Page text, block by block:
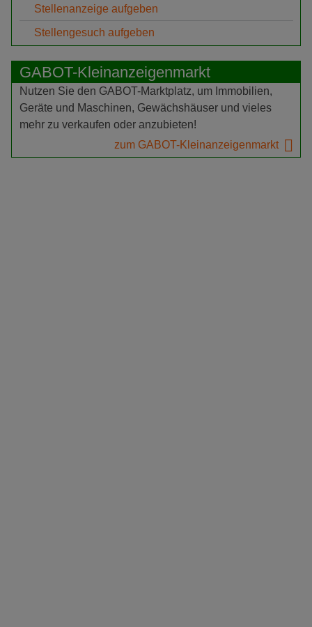
Stellenanzeige aufgeben
Stellengesuch aufgeben
GABOT-Kleinanzeigenmarkt
Nutzen Sie den GABOT-Marktplatz, um Immobilien,
Geräte und Maschinen, Gewächshäuser und vieles
mehr zu verkaufen oder anzubieten!
zum GABOT-Kleinanzeigenmarkt